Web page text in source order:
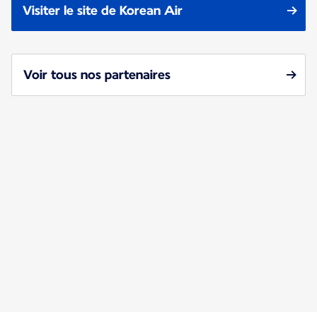
Visiter le site de Korean Air
Voir tous nos partenaires